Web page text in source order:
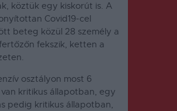
köztük egy kiskorút is. A
Covid19-cel
beteg közül 28 személy a
fekszik, ketten a
osztályon most 6
kritikus állapotban, egy
pedig kritikus állapotban,